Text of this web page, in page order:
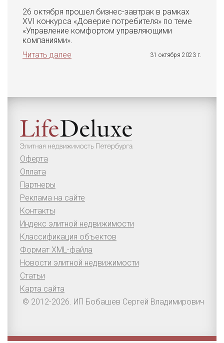
26 октября прошел бизнес-завтрак в рамках
XVI конкурса «Доверие потребителя» по теме
«Управление комфортом управляющими
компаниями».
Читать далее
31 октября 2023 г.
Оферта
Оплата
Партнеры
Реклама на сайте
Контакты
Индекс элитной недвижимости
Классификация объектов
Формат XML-файла
Новости элитной недвижимости
Статьи
Карта сайта
© 2012-2026. ИП Бобашев Сергей Владимирович